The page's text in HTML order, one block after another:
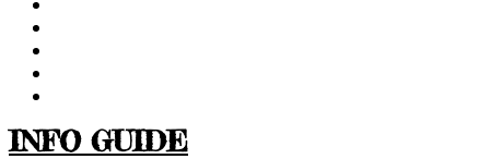
INFO GUIDE